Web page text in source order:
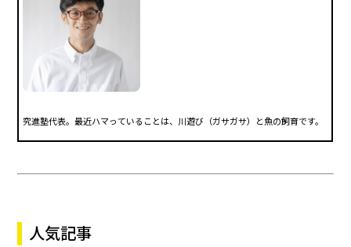
究進塾代表。最近ハマっていることは、川遊び（ガサガサ）と魚の飼育です。
人気記事